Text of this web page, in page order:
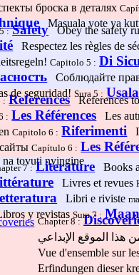
броска в деталях
Masuala yote ya
: SafetyObey the safety
Respectez les règles de
Capitolo 5 : Di
Соблюдайте
de seguridad!Sura 5 :
: ReferencesReferences
: Les Références Les
Capitolo 6 : Riferimenti I
Capítulo 6 : Les
na tovuti nyingine
7 : Literature Books
Livres et revues
Libri e riviste
y revistasSura 7 :
Chapter 8 :
Vue d'ensemble sur
Erfindungen dieser